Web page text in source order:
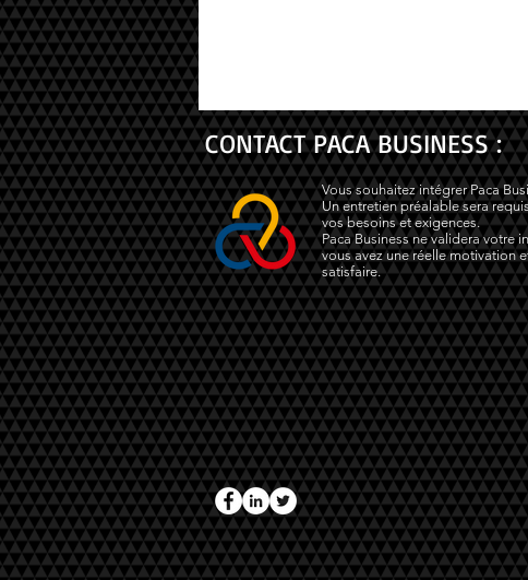
CONTACT PACA BUSINESS :
Vous souhaitez intégrer Paca
Un entretien préalable sera
vos besoins et exigences.
Paca Business ne validera votre
vous avez une réelle motivation
satisfaire.